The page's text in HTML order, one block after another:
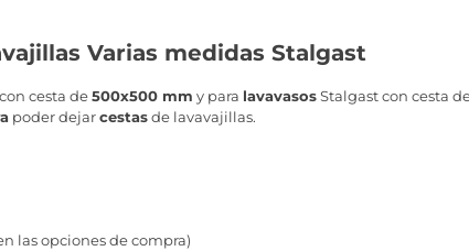
Varias medidas Stalgast
cesta de500x500 mm y para lavavasosStalgast con cesta
poder dejarcestasde lavavajillas.
las opciones de compra)